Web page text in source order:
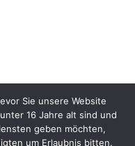
Sie unsere Website
16 Jahre alt sind und
geben möchten,
um Erlaubnis bitten.